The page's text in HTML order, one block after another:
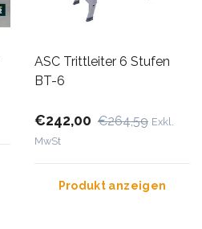
ASC Trittleiter 6 Stufen
BT-6
€242,00 €264,59 Exkl.
MwSt
Produkt anzeigen